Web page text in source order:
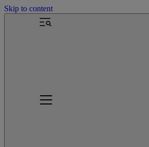
Skip to content